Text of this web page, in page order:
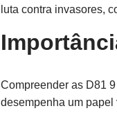
luta contra invasores,
Compreender as D81
desempenha um